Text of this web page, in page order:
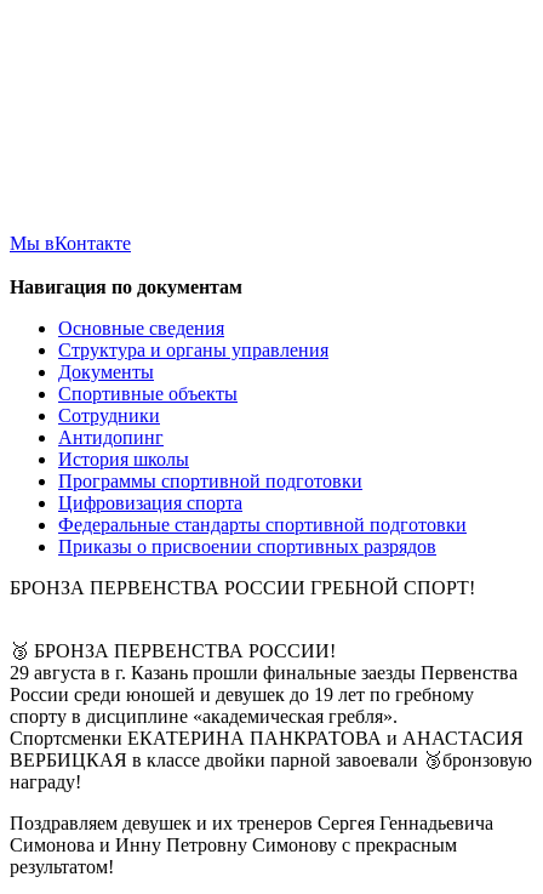
Мы вКонтакте
Навигация по документам
Основные сведения
Структура и органы управления
Документы
Спортивные объекты
Сотрудники
Антидопинг
История школы
Программы спортивной подготовки
Цифровизация спорта
Федеральные стандарты спортивной подготовки
Приказы о присвоении спортивных разрядов
БРОНЗА ПЕРВЕНСТВА РОССИИ ГРЕБНОЙ СПОРТ!
🥉 БРОНЗА ПЕРВЕНСТВА РОССИИ!
29 августа в г. Казань прошли финальные заезды Первенства
России среди юношей и девушек до 19 лет по гребному
спорту в дисциплине «академическая гребля».
Спортсменки ЕКАТЕРИНА ПАНКРАТОВА и АНАСТАСИЯ
ВЕРБИЦКАЯ в классе двойки парной завоевали 🥉бронзовую
награду!
Поздравляем девушек и их тренеров Сергея Геннадьевича
Симонова и Инну Петровну Симонову с прекрасным
результатом!